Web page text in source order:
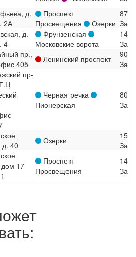
д.
2А
Проспект
Просвещения
Озерки
870
д.
4
Фрунзенская
Московские ворота
пр.,
405
Ленинский проспект 900
пр-
Черная речка
Пионерская
800
40
Озерки
17
Проспект
Просвещения